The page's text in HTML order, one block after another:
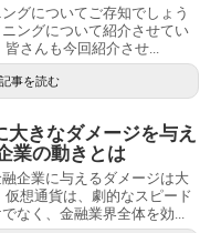
グについてご存知でしょう
ングについて紹介させてい
さんも今回紹介させ...
記事を読む
大きなダメージを与え
業の動きとは
企業に与えるダメージは大
仮想通貨は、劇的なスピード
なく、金融業界全体を効...